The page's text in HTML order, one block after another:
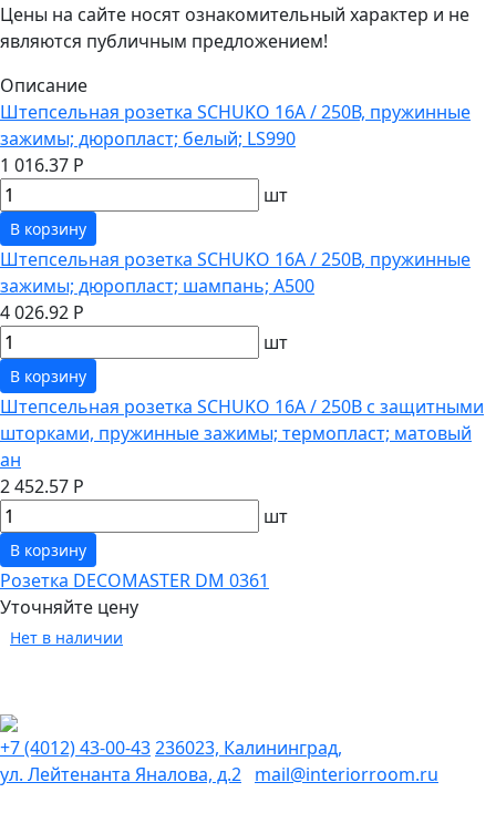
Цены на сайте носят ознакомительный характер и не
являются публичным предложением!
Описание
Штепсельная розетка SCHUKO 16А / 250В, пружинные
зажимы; дюропласт; белый; LS990
1 016.37 Р
шт
В корзину
Штепсельная розетка SCHUKO 16А / 250В, пружинные
зажимы; дюропласт; шампань; A500
4 026.92 Р
шт
В корзину
Штепсельная розетка SCHUKO 16А / 250В с защитными
шторками, пружинные зажимы; термопласт; матовый
ан
2 452.57 Р
шт
В корзину
Розетка DECOMASTER DM 0361
Уточняйте цену
Нет в наличии
+7 (4012) 43-00-43236023, Калининград,
ул. Лейтенанта Яналова, д.2 mail@interiorroom.ru